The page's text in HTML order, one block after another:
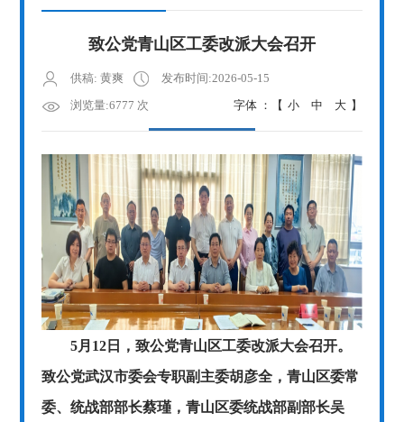
致公党青山区工委改派大会召开
供稿: 黄爽
发布时间:2026-05-15
浏览量:6777 次
字体 ：【 小 中 大 】
5月12日，致公党青山区工委改派大会召开。
致公党武汉市委会专职副主委胡彦全，青山区委常
委、统战部部长蔡瑾，青山区委统战部副部长吴